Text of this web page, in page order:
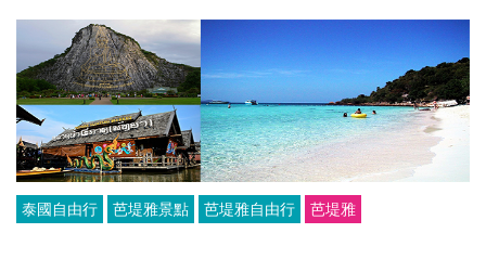
泰國自由行 芭堤雅景點 芭堤雅自由行 芭堤雅